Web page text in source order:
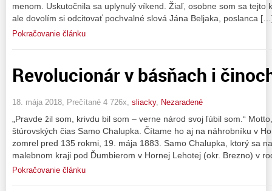
menom. Uskutočnila sa uplynulý víkend. Žiaľ, osobne som sa tejto
ale dovolím si odcitovať pochvalné slová Jána Beljaka, poslanca
Pokračovanie článku
Revolucionár v básňach i
18. mája 2018, Prečítané 4 726x, sliacky, Nezaradené
„Pravde žil som, krivdu bil som – verne národ svoj ľúbil som.“
štúrovských čias Samo Chalupka. Čítame ho aj na náhrobníku v
zomrel pred 135 rokmi, 19. mája 1883. Samo Chalupka, ktorý sa
malebnom kraji pod Ďumbierom v Hornej Lehotej (okr. Brezno) v
Pokračovanie článku